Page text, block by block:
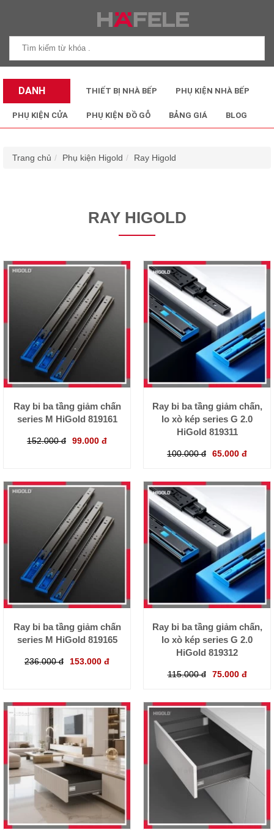
DANH
MỤC SẢN
THIẾT BỊ NHÀ BẾP PHỤ KIỆN NHÀ BẾP
PHỤ KIỆN CỬA PHỤ KIỆN ĐỒ GỖ BẢNG GIÁ BLOG
Trang chủ Phụ kiện Higold Ray Higold
RAY HIGOLD
Ray bi ba tầng giảm chấn
series M HiGold 819161
152.000 đ 99.000 đ
Ray bi ba tầng giảm chấn,
lo xò kép series G 2.0
HiGold 819311
100.000 đ 65.000 đ
Ray bi ba tầng giảm chấn
series M HiGold 819165
236.000 đ 153.000 đ
Ray bi ba tầng giảm chấn,
lo xò kép series G 2.0
HiGold 819312
115.000 đ 75.000 đ